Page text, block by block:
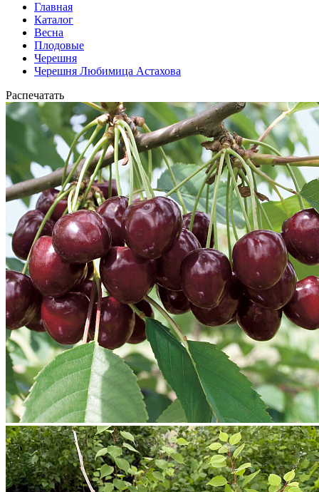
Главная
Каталог
Весна
Плодовые
Черешня
Черешня Любимица Астахова
Распечатать